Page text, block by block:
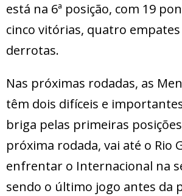
está na 6ª posição, com 19
cinco vitórias, quatro empates
derrotas.
Nas próximas rodadas, as
têm dois difíceis e
briga pelas primeiras
próxima rodada, vai até o Rio
enfrentar o Internacional na
sendo o último jogo antes da